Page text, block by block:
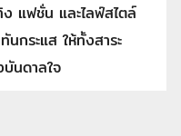
แฟชั่น และไลฟ์สไตล์
กระแส ให้ทั้งสาระ
นดาลใจ